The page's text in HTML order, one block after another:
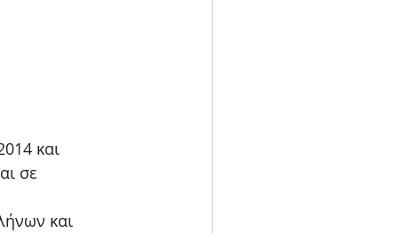
και
σε
και